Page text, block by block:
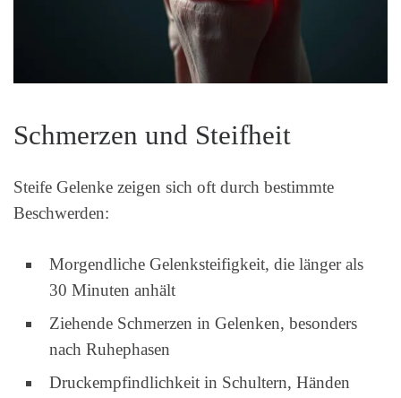
Schmerzen und Steifheit
Steife Gelenke zeigen sich oft durch bestimmte
Beschwerden:
Morgendliche Gelenksteifigkeit, die länger als
30 Minuten anhält
Ziehende Schmerzen in Gelenken, besonders
nach Ruhephasen
Druckempfindlichkeit in Schultern, Händen